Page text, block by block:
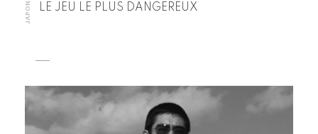
JAPON LE JEU LE PLUS DANGEREUX